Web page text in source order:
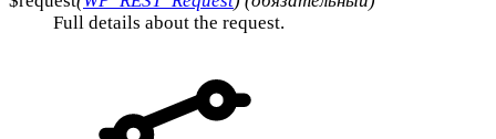
Full details about the request.